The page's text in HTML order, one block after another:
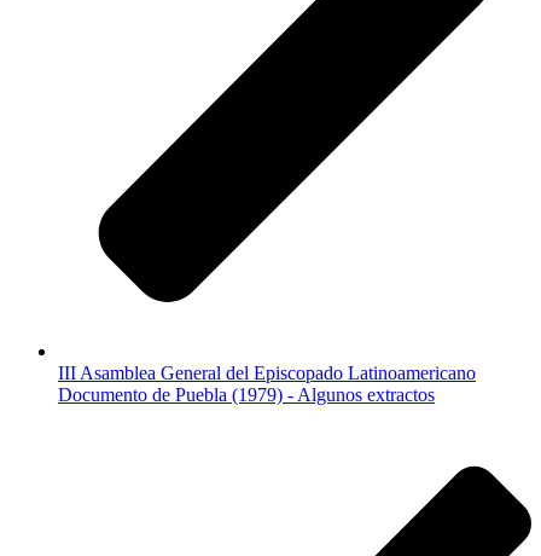
III Asamblea General del Episcopado Latinoamericano
Documento de Puebla (1979) - Algunos extractos